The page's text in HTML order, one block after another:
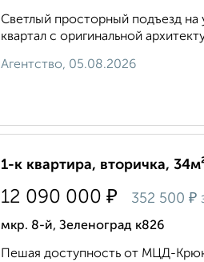
Светлый просторный подъезд на
квартал с оригинальной
Агентство, 05.08.2026
1-к квартира, вторичка,
12 090 000 ₽ 352 500 ₽
мкр. 8-й, Зеленоград к826
Пешая доступность от МЦД-